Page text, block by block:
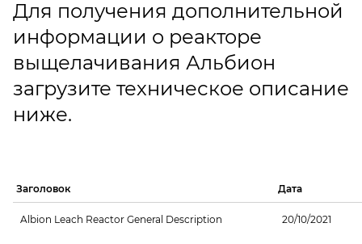
Для получения дополнительной
информации о реакторе
выщелачивания Альбион
загрузите техническое описание
ниже.
Заголовок Дата
Albion Leach Reactor General Description 20/10/2021